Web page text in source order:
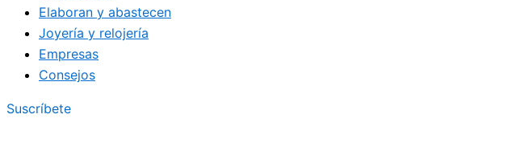
Elaboran y abastecen
Joyería y relojería
Empresas
Consejos
Suscríbete